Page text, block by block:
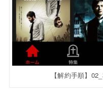
【解約手順】